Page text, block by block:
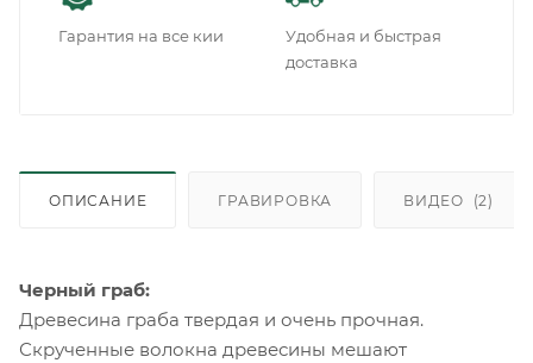
Гарантия на все кии
Удобная и быстрая
доставка
ОПИСАНИЕ ГРАВИРОВКА ВИДЕО (2)
Черный граб:
Древесина граба твердая и очень прочная.
Скрученные волокна древесины мешают